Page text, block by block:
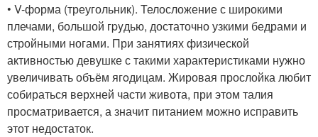
• V-форма (треугольник). Телосложение с широкими
плечами, большой гpyдью, достаточно узкими бедрами и
стройными ногами. При занятиях физической
активностью девушке с такими характеристиками нужно
увеличивать объём ягoдицам. Жировая прослойка любит
собираться верхней части живота, при этом талия
просматривается, а значит питанием можно исправить
этот недостаток.